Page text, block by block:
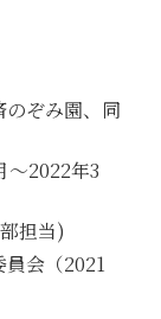
ぞみ園、同
～2022年3
担当)
会（2021